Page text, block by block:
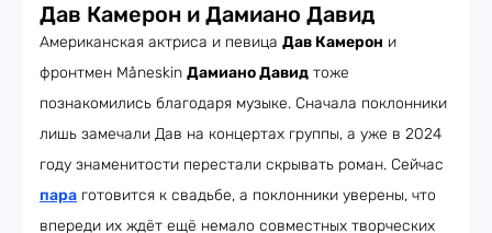
Дав Камерон и Дамиано Давид
Американская актриса и певица Дав Камерон и
фронтмен Måneskin Дамиано Давид тоже
познакомились благодаря музыке. Сначала поклонники
лишь замечали Дав на концертах группы, а уже в 2024
году знаменитости перестали скрывать роман. Сейчас
пара готовится к свадьбе, а поклонники уверены, что
впереди их ждёт ещё немало совместных творческих